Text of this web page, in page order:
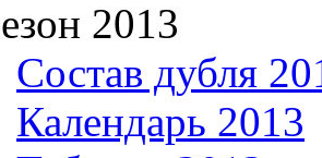
2013
Состав дубля
Календарь 2013